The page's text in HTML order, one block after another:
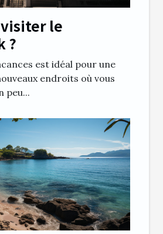
le
?
est idéal pour une
endroits où vous
peu...